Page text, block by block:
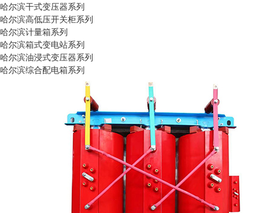
哈尔滨干式变压器系列
哈尔滨高低压开关柜系列
哈尔滨计量箱系列
哈尔滨箱式变电站系列
哈尔滨油浸式变压器系列
哈尔滨综合配电箱系列